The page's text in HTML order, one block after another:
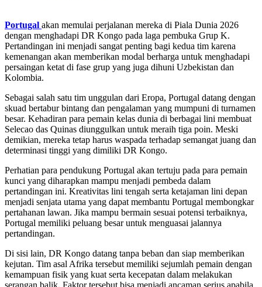
Portugal akan memulai perjalanan mereka di Piala Dunia 2026
dengan menghadapi DR Kongo pada laga pembuka Grup K.
Pertandingan ini menjadi sangat penting bagi kedua tim karena
kemenangan akan memberikan modal berharga untuk menghadapi
persaingan ketat di fase grup yang juga dihuni Uzbekistan dan
Kolombia.
Sebagai salah satu tim unggulan dari Eropa, Portugal datang dengan
skuad bertabur bintang dan pengalaman yang mumpuni di turnamen
besar. Kehadiran para pemain kelas dunia di berbagai lini membuat
Selecao das Quinas diunggulkan untuk meraih tiga poin. Meski
demikian, mereka tetap harus waspada terhadap semangat juang dan
determinasi tinggi yang dimiliki DR Kongo.
Perhatian para pendukung Portugal akan tertuju pada para pemain
kunci yang diharapkan mampu menjadi pembeda dalam
pertandingan ini. Kreativitas lini tengah serta ketajaman lini depan
menjadi senjata utama yang dapat membantu Portugal membongkar
pertahanan lawan. Jika mampu bermain sesuai potensi terbaiknya,
Portugal memiliki peluang besar untuk menguasai jalannya
pertandingan.
Di sisi lain, DR Kongo datang tanpa beban dan siap memberikan
kejutan. Tim asal Afrika tersebut memiliki sejumlah pemain dengan
kemampuan fisik yang kuat serta kecepatan dalam melakukan
serangan balik. Faktor tersebut bisa menjadi ancaman serius apabila